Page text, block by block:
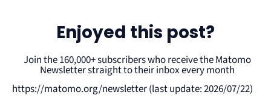
Enjoyed this post?
Join the 160,000+ subscribers who receive the Matomo
Newsletter straight to their inbox every month
https://matomo.org/newsletter (last update: 2026/07/22)